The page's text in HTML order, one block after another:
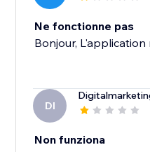
Ne fonctionne pas
Bonjour,
DI
Non funziona